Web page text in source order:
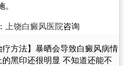
上饶白癜风医院咨询
方法】暴晒会导致白癜风病情
的黑印还很明显 不知道还能不